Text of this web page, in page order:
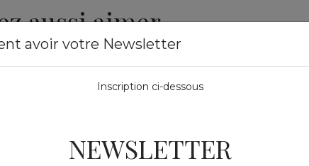
aussi aimer
avoir votre Newsletter
Inscription ci-dessous
NEWSLETTER